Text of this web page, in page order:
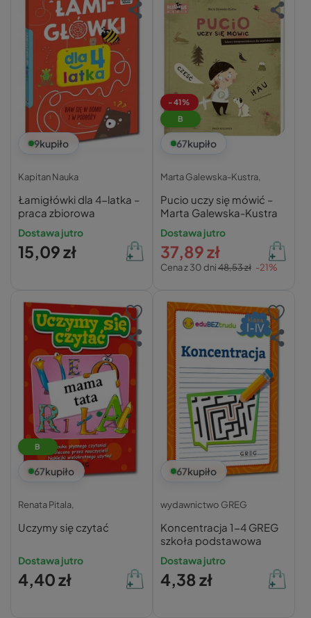
9kupiło
Kapitan Nauka
Łamigłówki dla 4-latka –
praca zbiorowa
Dostawa jutro
15,09 zł
-41%
B
67kupiło
Marta Galewska-Kustra,
Pucio uczy się mówić –
Marta Galewska-Kustra
Dostawa jutro
Cena z 30 dni48,53 zł -21%
37,89 zł
B
67kupiło
Renata Pitala,
Uczymy się czytać
Dostawa jutro
4,40 zł
67kupiło
wydawnictwo GREG
Koncentracja 1-4 GREG
szkoła podstawowa
Dostawa jutro
4,38 zł